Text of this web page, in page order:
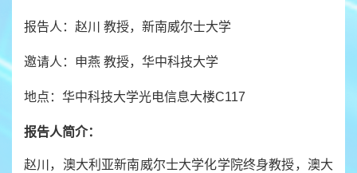
报告人：赵川 教授，新南威尔士大学
邀请人：申燕 教授，华中科技大学
地点：华中科技大学光电信息大楼C117
报告人简介：
赵川，澳大利亚新南威尔士大学化学院终身教授，澳大